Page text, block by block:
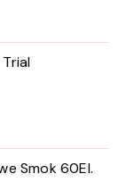
Smok 60El.